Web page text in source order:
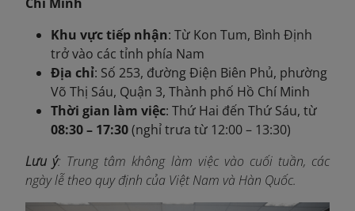
Khu vực tiếp nhận: Từ Kon Tum, Bình Định
trở vào các tỉnh phía Nam
Địa chỉ: Số 253, đường Điện Biên Phủ, phường
Võ Thị Sáu, Quận 3, Thành phố Hồ Chí Minh
Thời gian làm việc: Thứ Hai đến Thứ Sáu, từ
08:30 – 17:30(nghỉ trưa từ 12:00 – 13:30)
Lưu ý: Trung tâm không làm việc vào cuối tuần, các
ngày lễ theo quy định của Việt Nam và Hàn Quốc.